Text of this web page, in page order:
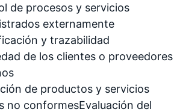
de procesos y servicios
externamente
y trazabilidad
de los clientes o proveedores
de productos y servicios
no conformesEvaluación del